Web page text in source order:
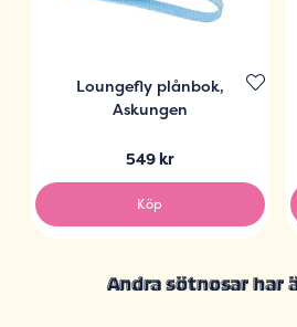
Loungefly plånbok,
Askungen
549 kr
Köp
Andra sötnosar har